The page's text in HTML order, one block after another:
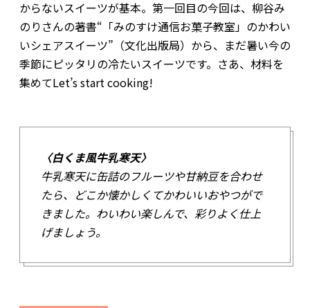
からないスイーツが基本。第一回目の今回は、柳谷み
のりさんの著書“「みのすけ通信お菓子教室」のかわい
いシェアスイーツ”（文化出版局）から、まだ暑い今の
季節にピッタリの冷たいスイーツです。さあ、材料を
集めてLet’s start cooking!
〈白くま風牛乳寒天〉
牛乳寒天に缶詰のフルーツや甘納豆を合わせ
たら、どこか懐かしくてかわいいおやつがで
きました。わいわい楽しんで、彩りよく仕上
げましょう。